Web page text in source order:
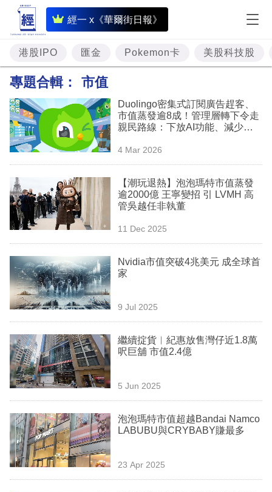
經一 x《華爾街日報》
即
時
財
經
題
投
資
樓
市
理
商
業
科
技
職
場
生
時
事
港股IPO 匯金 Pokemon卡 美股科技股
專題合輯： 市值
Duolingo密集式訂閱廣告趕客、
市值蒸發逾8成！管理層轉下令走
親民路線：下放AI功能、減少對
4 Mar 2026
【潮玩退熱】泡泡瑪特市值蒸發
逾2000億 王寧變招 引 LVMH 高
管吳越任非執董
11 Dec 2025
Nvidia市值突破4兆美元 成全球首
家
9 Jul 2025
繼續掟貨︳紀惠放售灣仔近1.8萬
呎巨舖 市值2.4億
5 Jun 2025
泡泡瑪特市值超越Bandai Namco
LABUBU與CRYBABY賺最多
23 Apr 2025